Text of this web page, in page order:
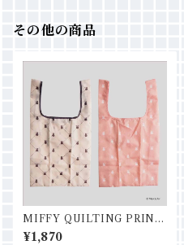
その他の商品
MIFFY QUILTING PRINT
ショッピングバッグS
¥1,870